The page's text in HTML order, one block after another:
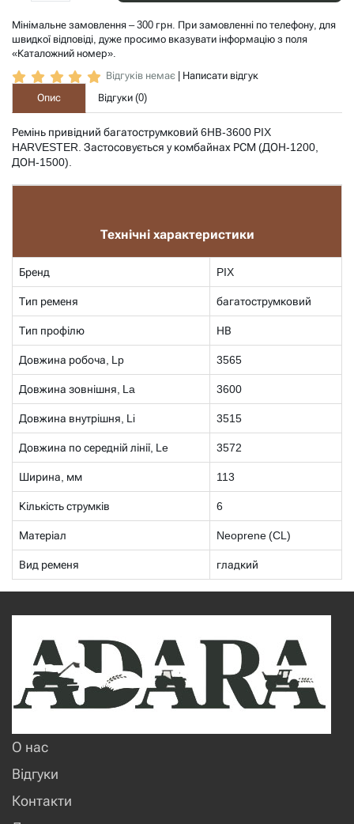
Мінімальне замовлення – 300 грн. При замовленні по телефону, для
швидкої відповіді, дуже просимо вказувати інформацію з поля
«Каталожний номер».
Відгуків немає
Написати відгук
Опис
Відгуки (0)
Ремінь привідний багатострумковий 6НВ-3600 PIX
HARVESTER. Застосовується у комбайнах РСМ (ДОН-1200,
ДОН-1500).
Технічні характеристики
Бренд PIX
Тип ременя багатострумковий
Тип профілю НВ
Довжина робоча, Lp 3565
Довжина зовнішня, La 3600
Довжина внутрішня, Li 3515
Довжина по середній лінії, Le 3572
Ширина, мм 113
Кількість струмків 6
Матеріал Neoprene (CL)
Вид ременя гладкий
О нас
Відгуки
Контакти